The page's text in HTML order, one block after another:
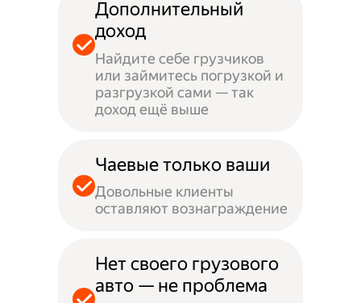
Дополнительный
доход
Найдите себе грузчиков
или займитесь погрузкой и
разгрузкой сами — так
доход ещё выше
Чаевые только ваши
Довольные клиенты
оставляют вознаграждение
Нет своего грузового
авто — не проблема